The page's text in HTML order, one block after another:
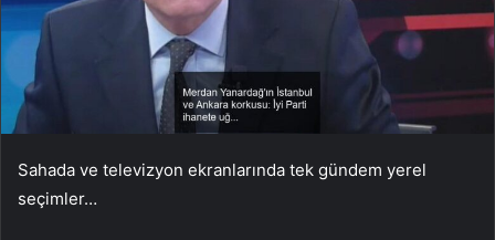
Sahada ve televizyon ekranlarında tek gündem yerel
seçimler…